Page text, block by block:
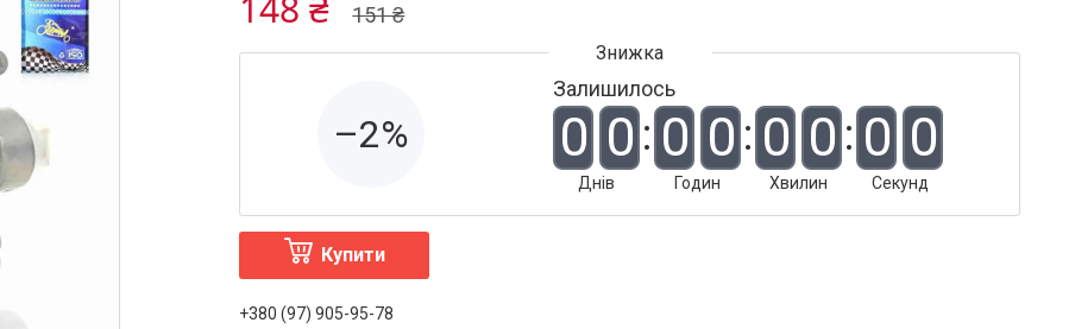
151 ₴
–2%
Залишилось
0 0
Днів
0 0
Годин
0 0
Хвилин
0 0
Секунд
Купити
+380 (97) 905-95-78